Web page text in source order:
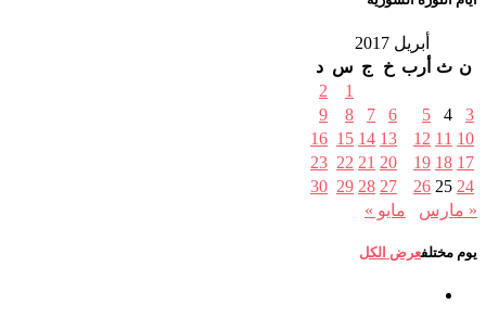
أبريل 2017
ن ث أرب خ ج س د
1
2
3
4
5
6
7
8
9
10
11
12
13
14
15
16
17
18
19
20
21
22
23
24
25
26
27
28
29
30
« مارس
مايو »
يوم مختلفعرض الكل